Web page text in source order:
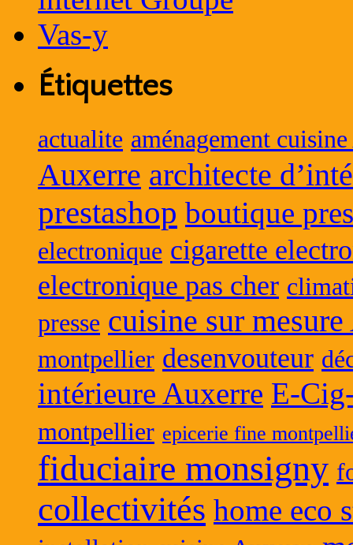
Étiquettes
actualite aménagement
Auxerre architecte
prestashop boutique
electronique cigarette
electronique pas cher
presse cuisine sur
montpellier desenvouteur
intérieure Auxerre E-
montpellier epicerie fine
fiduciaire monsigny
collectivités home eco